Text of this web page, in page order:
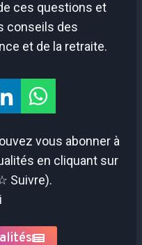
ces questions et
conseils des
et de la retraite.
vous abonner à
en cliquant sur
Suivre).